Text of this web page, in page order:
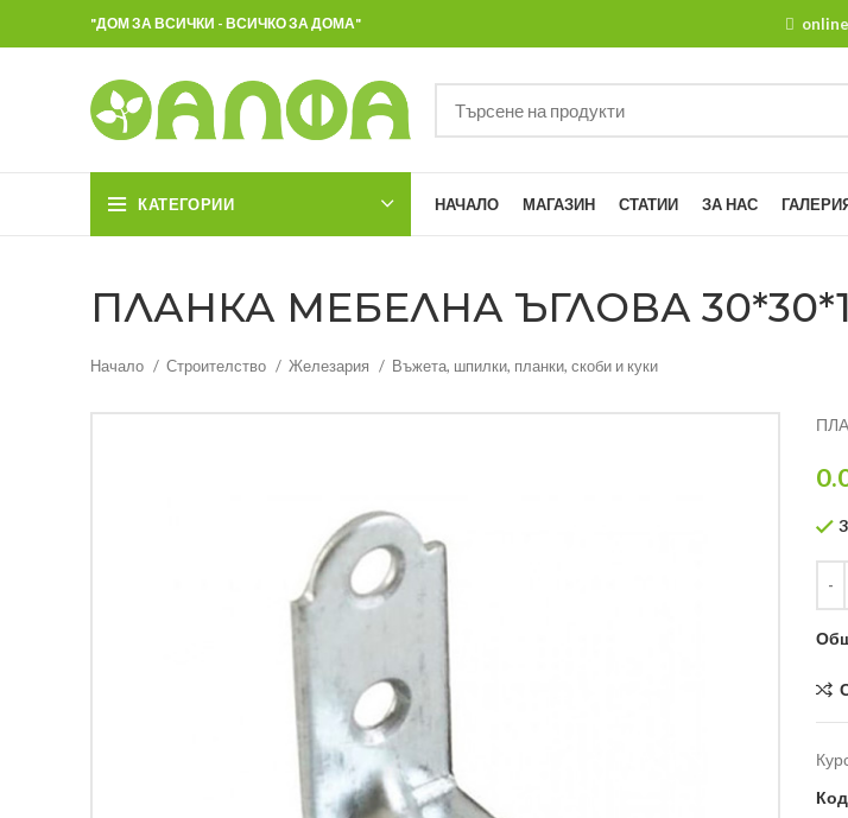
"ДОМ ЗА ВСИЧКИ - ВСИЧКО ЗА ДОМА"
КАТЕГОРИИ НАЧАЛО МАГАЗИН СТАТИИ ЗА НАС
ПЛАНКА МЕБЕЛНА ЪГЛОВА
Начало Строителство Железария Въжета, шпилки, планки, скоби и куки